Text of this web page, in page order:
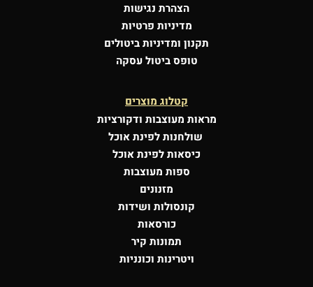
הצהרת נגישות
מדיניות פרטיות
תקנון ומדיניות ביטולים
טופס ביטול עסקה
קטלוג מוצרים
מראות מעוצבות ודקורציות
שולחנות לפינת אוכל
כיסאות לפינת אוכל
ספות מעוצבות
מזנונים
קונסולות ושידות
כורסאות
תמונות קיר
ויטרינות וכונניות